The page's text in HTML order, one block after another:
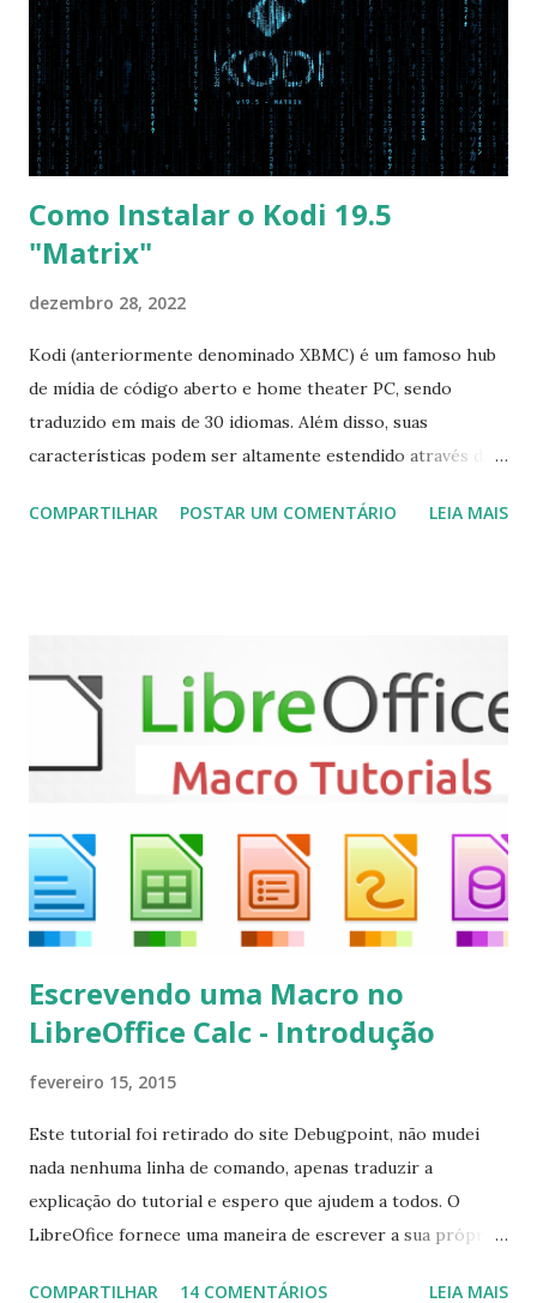
Order USB HDD: SATA CD: SATA HDD: Essa ordem de boot
vai garantir que ele tente primeiro o boot pela USB, depois
pelo CD e por último no HD. Apenas as opções acima são
as necessá...
Como Instalar o Kodi 19.5
"Matrix"
dezembro 28, 2022
Kodi (anteriormente denominado XBMC) é um famoso hub
de mídia de código aberto e home theater PC, sendo
traduzido em mais de 30 idiomas. Além disso, suas
características podem ser altamente estendido através de
(personal video recorder). A versão final do Kodi 19.5
sudo apt-get install kodi Use o comando a seguir para
instalar codecs de áudio e outros complementos,
executando: $ sudo apt-get install --install-suggests
kodi Para remover, execute: $ sudo apt-get remove
COMPARTILHAR POSTAR UM COMENTÁRIO LEIA MAIS
Escrevendo uma Macro no
LibreOffice Calc - Introdução
fevereiro 15, 2015
Este tutorial foi retirado do site Debugpoint, não mudei
nada nenhuma linha de comando, apenas traduzir a
explicação do tutorial e espero que ajudem a todos. O
LibreOfice fornece uma maneira de escrever a sua própria
COMPARTILHAR 14 COMENTÁRIOS LEIA MAIS